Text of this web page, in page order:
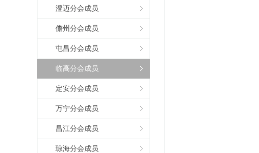
澄迈分会成员
儋州分会成员
屯昌分会成员
临高分会成员
定安分会成员
万宁分会成员
昌江分会成员
琼海分会成员